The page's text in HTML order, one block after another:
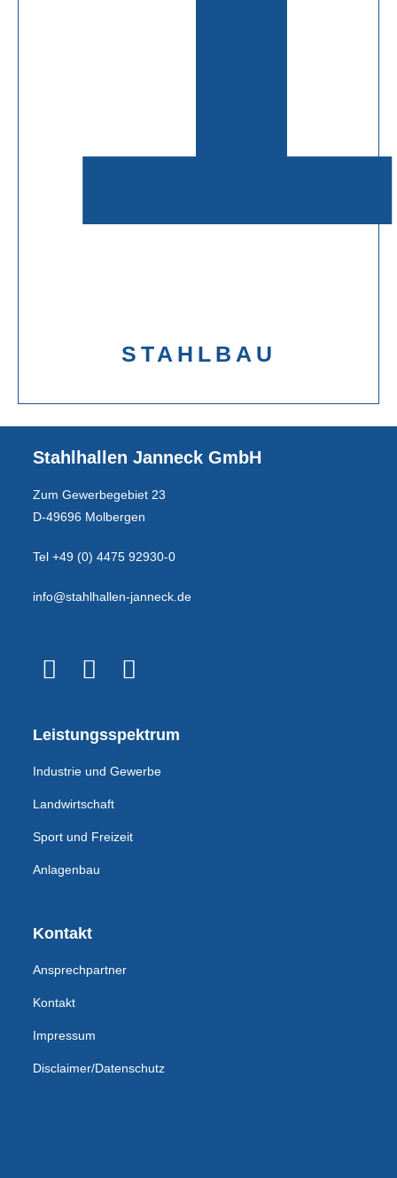
STAHLBAU
Stahlhallen Janneck GmbH
Zum Gewerbegebiet 23
D-49696 Molbergen
Tel +49 (0) 4475 92930-0
info@stahlhallen-janneck.de
Leistungsspektrum
Industrie und Gewerbe
Landwirtschaft
Sport und Freizeit
Anlagenbau
Kontakt
Ansprechpartner
Kontakt
Impressum
Disclaimer/Datenschutz